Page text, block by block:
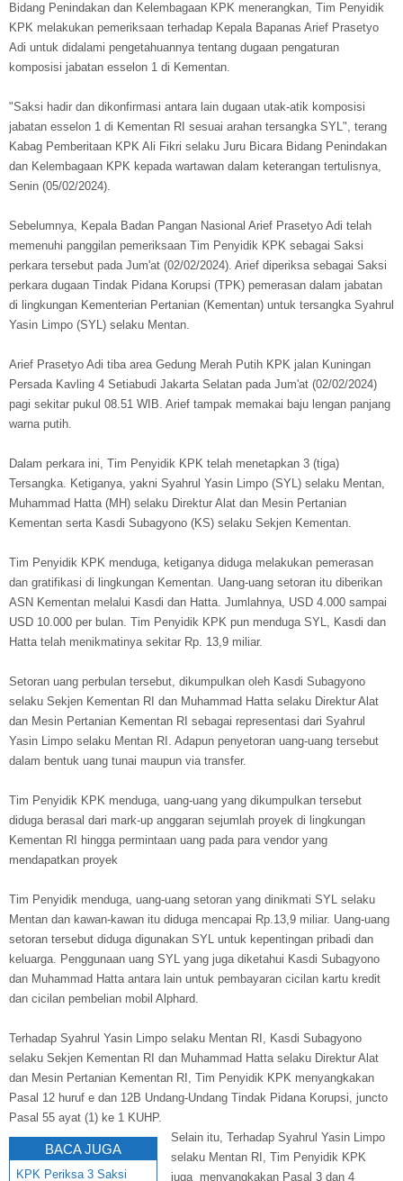
Bidang Penindakan dan Kelembagaan KPK menerangkan, Tim Penyidik
KPK melakukan pemeriksaan terhadap Kepala Bapanas Arief Prasetyo
Adi untuk didalami pengetahuannya tentang dugaan pengaturan
komposisi jabatan esselon 1 di Kementan.
"Saksi hadir dan dikonfirmasi antara lain dugaan utak-atik komposisi
jabatan esselon 1 di Kementan RI sesuai arahan tersangka SYL", terang
Kabag Pemberitaan KPK Ali Fikri selaku Juru Bicara Bidang Penindakan
dan Kelembagaan KPK kepada wartawan dalam keterangan tertulisnya,
Senin (05/02/2024).
Sebelumnya, Kepala Badan Pangan Nasional Arief Prasetyo Adi telah
memenuhi panggilan pemeriksaan Tim Penyidik KPK sebagai Saksi
perkara tersebut pada Jum'at (02/02/2024). Arief diperiksa sebagai Saksi
perkara dugaan Tindak Pidana Korupsi (TPK) pemerasan dalam jabatan
di lingkungan Kementerian Pertanian (Kementan) untuk tersangka Syahrul
Yasin Limpo (SYL) selaku Mentan.
Arief Prasetyo Adi tiba area Gedung Merah Putih KPK jalan Kuningan
Persada Kavling 4 Setiabudi Jakarta Selatan pada Jum'at (02/02/2024)
pagi sekitar pukul 08.51 WIB. Arief tampak memakai baju lengan panjang
warna putih.
Dalam perkara ini, Tim Penyidik KPK telah menetapkan 3 (tiga)
Tersangka. Ketiganya, yakni Syahrul Yasin Limpo (SYL) selaku Mentan,
Muhammad Hatta (MH) selaku Direktur Alat dan Mesin Pertanian
Kementan serta Kasdi Subagyono (KS) selaku Sekjen Kementan.
Tim Penyidik KPK menduga, ketiganya diduga melakukan pemerasan
dan gratifikasi di lingkungan Kementan. Uang-uang setoran itu diberikan
ASN Kementan melalui Kasdi dan Hatta. Jumlahnya, USD 4.000 sampai
USD 10.000 per bulan. Tim Penyidik KPK pun menduga SYL, Kasdi dan
Hatta telah menikmatinya sekitar Rp. 13,9 miliar.
Setoran uang perbulan tersebut, dikumpulkan oleh Kasdi Subagyono
selaku Sekjen Kementan RI dan Muhammad Hatta selaku Direktur Alat
dan Mesin Pertanian Kementan RI sebagai representasi dari Syahrul
Yasin Limpo selaku Mentan RI. Adapun penyetoran uang-uang tersebut
dalam bentuk uang tunai maupun via transfer.
Tim Penyidik KPK menduga, uang-uang yang dikumpulkan tersebut
diduga berasal dari mark-up anggaran sejumlah proyek di lingkungan
Kementan RI hingga permintaan uang pada para vendor yang
mendapatkan proyek
Tim Penyidik menduga, uang-uang setoran yang dinikmati SYL selaku
Mentan dan kawan-kawan itu diduga mencapai Rp.13,9 miliar. Uang-uang
setoran tersebut diduga digunakan SYL untuk kepentingan pribadi dan
keluarga. Penggunaan uang SYL yang juga diketahui Kasdi Subagyono
dan Muhammad Hatta antara lain untuk pembayaran cicilan kartu kredit
dan cicilan pembelian mobil Alphard.
Terhadap Syahrul Yasin Limpo selaku Mentan RI, Kasdi Subagyono
selaku Sekjen Kementan RI dan Muhammad Hatta selaku Direktur Alat
dan Mesin Pertanian Kementan RI, Tim Penyidik KPK menyangkakan
Pasal 12 huruf e dan 12B Undang-Undang Tindak Pidana Korupsi, juncto
Pasal 55 ayat (1) ke 1 KUHP.
BACA JUGA
KPK Periksa 3 Saksi
Selain itu, Terhadap Syahrul Yasin Limpo
selaku Mentan RI, Tim Penyidik KPK
juga menyangkakan Pasal 3 dan 4